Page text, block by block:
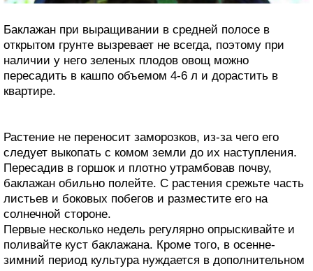
Баклажан при выращивании в средней полосе в
открытом грунте вызревает не всегда, поэтому при
наличии у него зеленых плодов овощ можно
пересадить в кашпо объемом 4-6 л и дорастить в
квартире.
Растение не переносит заморозков, из-за чего его
следует выкопать с комом земли до их наступления.
Пересадив в горшок и плотно утрамбовав почву,
баклажан обильно полейте. С растения срежьте часть
листьев и боковых побегов и разместите его на
солнечной стороне.
Первые несколько недель регулярно опрыскивайте и
поливайте куст баклажана. Кроме того, в осенне-
зимний период культура нуждается в дополнительном